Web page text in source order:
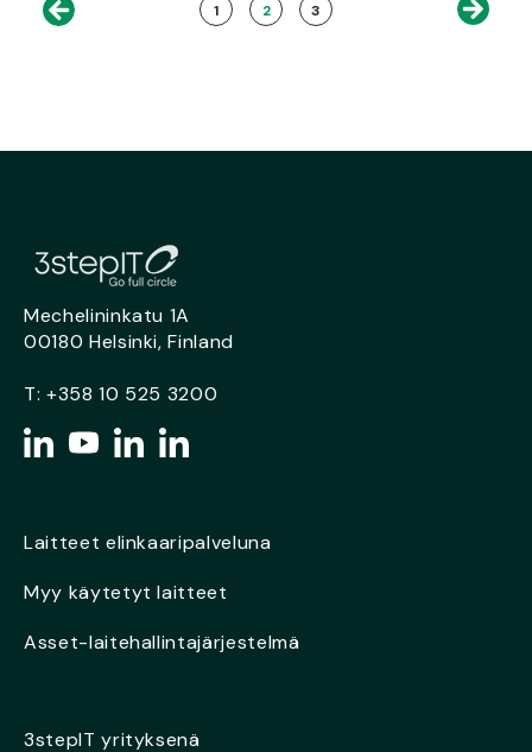
1 2 3
Mechelininkatu 1A
00180 Helsinki, Finland
T: +358 10 525 3200
Laitteet elinkaaripalveluna
Myy käytetyt laitteet
Asset-laitehallintajärjestelmä
3stepIT yrityksenä